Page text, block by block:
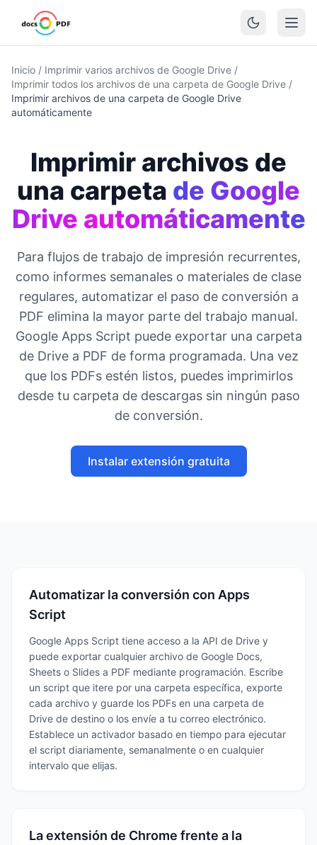
Inicio / Imprimir varios archivos de Google Drive /
Imprimir todos los archivos de una carpeta de Google Drive /
Imprimir archivos de una carpeta de Google Drive
automáticamente
Imprimir archivos de
una carpeta de Google
Drive automáticamente
Para flujos de trabajo de impresión recurrentes,
como informes semanales o materiales de clase
regulares, automatizar el paso de conversión a
PDF elimina la mayor parte del trabajo manual.
Google Apps Script puede exportar una carpeta
de Drive a PDF de forma programada. Una vez
que los PDFs estén listos, puedes imprimirlos
desde tu carpeta de descargas sin ningún paso
de conversión.
Instalar extensión gratuita
Automatizar la conversión con Apps
Script
Google Apps Script tiene acceso a la API de Drive y
puede exportar cualquier archivo de Google Docs,
Sheets o Slides a PDF mediante programación. Escribe
un script que itere por una carpeta específica, exporte
cada archivo y guarde los PDFs en una carpeta de
Drive de destino o los envíe a tu correo electrónico.
Establece un activador basado en tiempo para ejecutar
el script diariamente, semanalmente o en cualquier
intervalo que elijas.
La extensión de Chrome frente a la